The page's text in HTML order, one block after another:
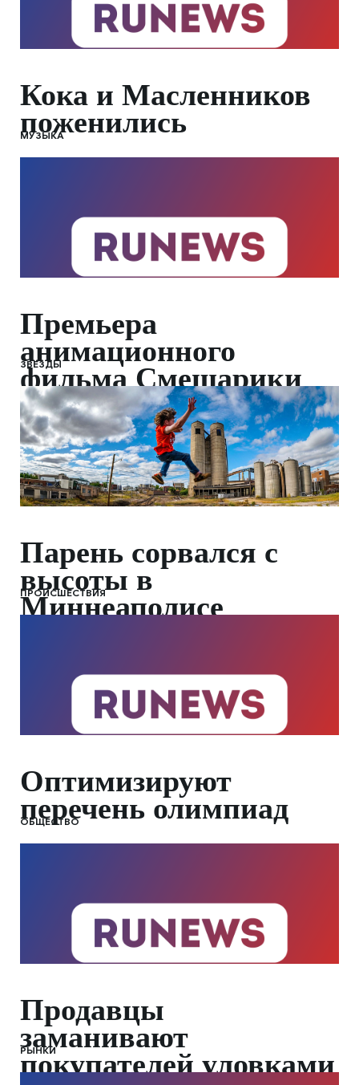
Кока и Масленников
поженились
МУЗЫКА
Премьера
анимационного
фильма Смешарики
сквозь вселенные
ЗВЕЗДЫ
Парень сорвался с
высоты в
Миннеаполисе
ПРОИСШЕСТВИЯ
Оптимизируют
перечень олимпиад
ОБЩЕСТВО
Продавцы
заманивают
покупателей уловками
РЫНКИ